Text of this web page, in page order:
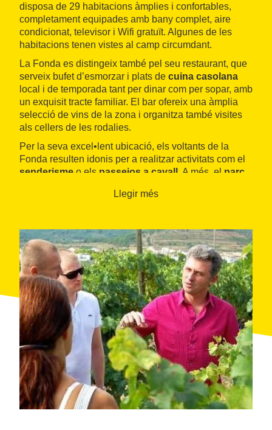
disposa de 29 habitacions àmplies i confortables,
completament equipades amb bany complet, aire
condicionat, televisor i Wifi gratuït. Algunes de les
habitacions tenen vistes al camp circumdant.
La Fonda es distingeix també pel seu restaurant, que
serveix bufet d’esmorzar i plats de cuina casolana
local i de temporada tant per dinar com per sopar, amb
un exquisit tracte familiar. El bar ofereix una àmplia
selecció de vins de la zona i organitza també visites
als cellers de les rodalies.
Per la seva excel•lent ubicació, els voltants de la
Fonda resulten idonis per a realitzar activitats com el
senderisme o els passejos a cavall . A més, el parc
i les platges de laCosta Daurada
Llegir més